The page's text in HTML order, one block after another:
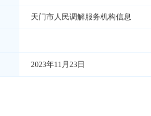
天门市人民调解服务机构信息
2023年11月23日